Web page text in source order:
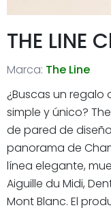
THE LINE
Marca: The Line
¿Buscas un regalo
simple y único?
de pared de
panorama de
línea elegante,
Aiguille du Midi,
Mont Blanc. El